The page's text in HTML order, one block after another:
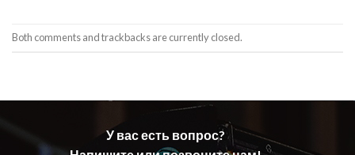
Both comments and trackbacks are currently closed.
У вас есть вопрос?